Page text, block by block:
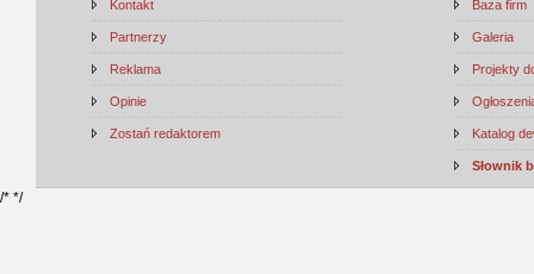
Kontakt
Partnerzy
Reklama
Opinie
Zostań redaktorem
Baza firm
Galeria
Projekty
Katalog
Słownik
/* */